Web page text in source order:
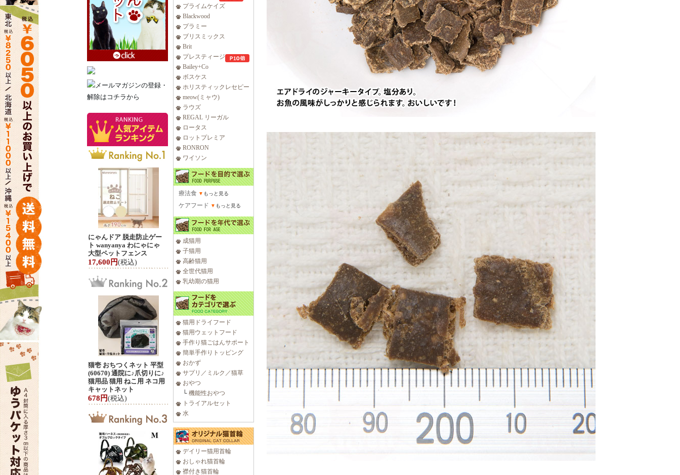
にゃんドア 脱走防止ゲー
ト wanyanya わにゃにゃ
大型ペットフェンス
17,600円(税込)
猫壱 おちつくネット 平型
(60670) 通院に♪爪切りに♪
猫用品 猫用 ねこ用 ネコ用
キャットネット
678円(税込)
プライムケイズ
Blackwood
プラミー
ブリスミックス
Brit
プレスティージ
Bailey+Co
ボスケス
ホリスティックレセピー
meow(ミャウ)
ラウズ
REGAL リーガル
ロータス
ロットプレミア
RONRON
ワイソン
療法食 ▼ もっと見る
ケアフード ▼ もっと見る
成猫用
子猫用
高齢猫用
全世代猫用
乳幼期の猫用
猫用ドライフード
猫用ウェットフード
手作り猫ごはんサポート
簡単手作りトッピング
おかず
サプリ／ミルク／猫草
おやつ
└ 機能性おやつ
トライアルセット
水
デイリー猫用首輪
おしゃれ猫首輪
襟付き猫首輪